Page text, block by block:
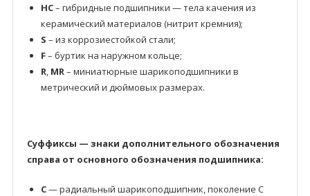
HC– гибридные подшипники — тела качения из
керамический материалов (нитрит кремния);
S – из коррозиестойкой стали;
F– буртик на наружном кольце;
R, MR– миниатюрные шарикоподшипники в
метрический и дюймовых размерах.
Суффиксы — знаки дополнительного обозначения
справа от основного обозначения подшипника:
C— радиальный шарикоподшипник, поколение C